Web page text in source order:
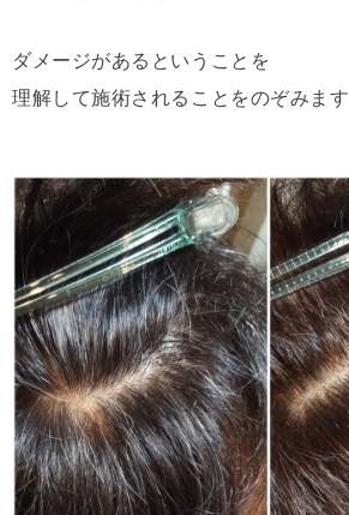
ダメージがあるということを
理解して施術されることをのぞみます